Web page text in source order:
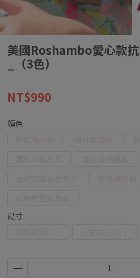
美國Roshambo愛心款
_（3色）
NT$990
顏色
尺寸